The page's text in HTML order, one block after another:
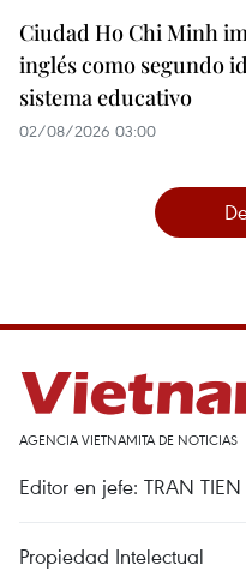
Ciudad Ho Chi Minh
inglés como segundo
sistema educativo
02/08/2026 03:00
AGENCIA VIETNAMITA DE NOTICIAS
Editor en jefe: TRAN
Propiedad Intelectual